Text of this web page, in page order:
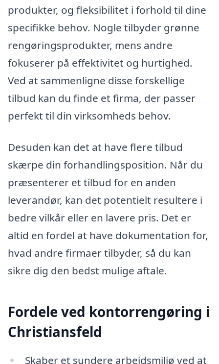
produkter, og fleksibilitet i forhold til dine
specifikke behov. Nogle tilbyder grønne
rengøringsprodukter, mens andre
fokuserer på effektivitet og hurtighed.
Ved at sammenligne disse forskellige
tilbud kan du finde et firma, der passer
perfekt til din virksomheds behov.
Desuden kan det at have flere tilbud
skærpe din forhandlingsposition. Når du
præsenterer et tilbud for en anden
leverandør, kan det potentielt resultere i
bedre vilkår eller en lavere pris. Det er
altid en fordel at have dokumentation for,
hvad andre firmaer tilbyder, så du kan
sikre dig den bedst mulige aftale.
Fordele ved kontorrengøring i
Christiansfeld
Skaber et sundere arbejdsmiljø ved at